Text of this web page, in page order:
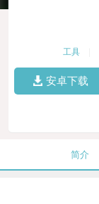
工具
安卓下载
简介